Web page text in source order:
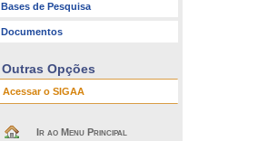
Bases de Pesquisa
Documentos
Outras Opções
Acessar o SIGAA
Ir ao Menu Principal